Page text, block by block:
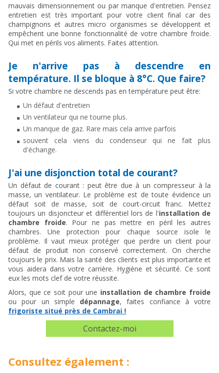
mauvais dimensionnement ou par manque d'entretien. Pensez
entretien est très important pour votre client final car des
champignons et autres micro organismes se développent et
empêchent une bonne fonctionnalité de votre chambre froide.
Qui met en périls vos aliments. Faites attention.
Je n'arrive pas à descendre en
température. Il se bloque à 8°C. Que faire?
Si votre chambre ne descends pas en température peut être:
Un défaut d'entretien
Un ventilateur qui ne tourne plus.
Un manque de gaz. Rare mais cela arrive parfois
souvent cela viens du condenseur qui ne fait plus
d'échange.
J'ai une disjonction total de courant?
Un défaut de courant : peut être due à un compresseur à la
masse, un ventilateur. Le problème est de toute évidence un
défaut soit de masse, soit de court-circuit franc. Mettez
toujours un disjoncteur et différentiel lors de l'installation de
chambre froide. Pour ne pas mettre en péril les autres
chambres. Une protection pour chaque source isole le
problème. Il vaut mieux protéger que perdre un client pour
défaut de produit non conservé correctement. On cherche
toujours le prix. Mais la santé des clients est plus importante et
vous aidera dans votre carrière. Hygiène et sécurité. Ce sont
eux les mots clef de votre réussite.
Alors, que ce soit pour une installation de chambre froide
ou pour un simple dépannage, faites confiance à votre
frigoriste situé près de Cambrai !
Contactez-moi
Consultez également :